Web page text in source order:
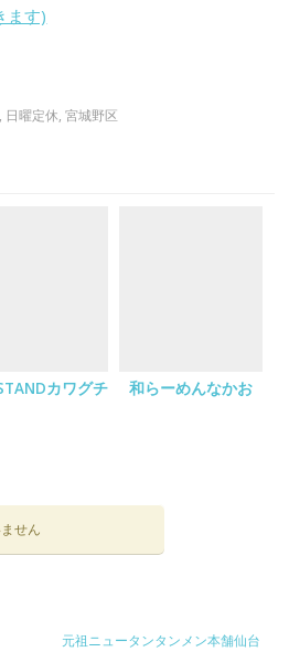
ます)
, 日曜定休,宮城野区
カワグチ 和らーめんなかお
せん
元祖ニュータンタンメン本舗仙台